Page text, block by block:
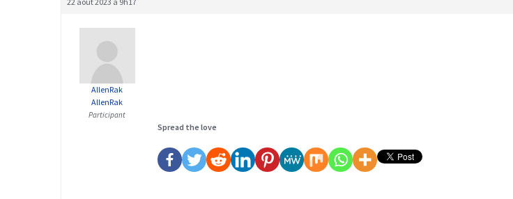
AllenRak
AllenRak
Participant
Spread the love